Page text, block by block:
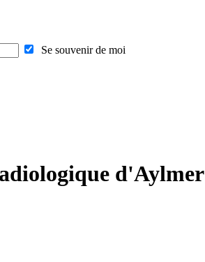
Se souvenir de moi
d'Aylmer